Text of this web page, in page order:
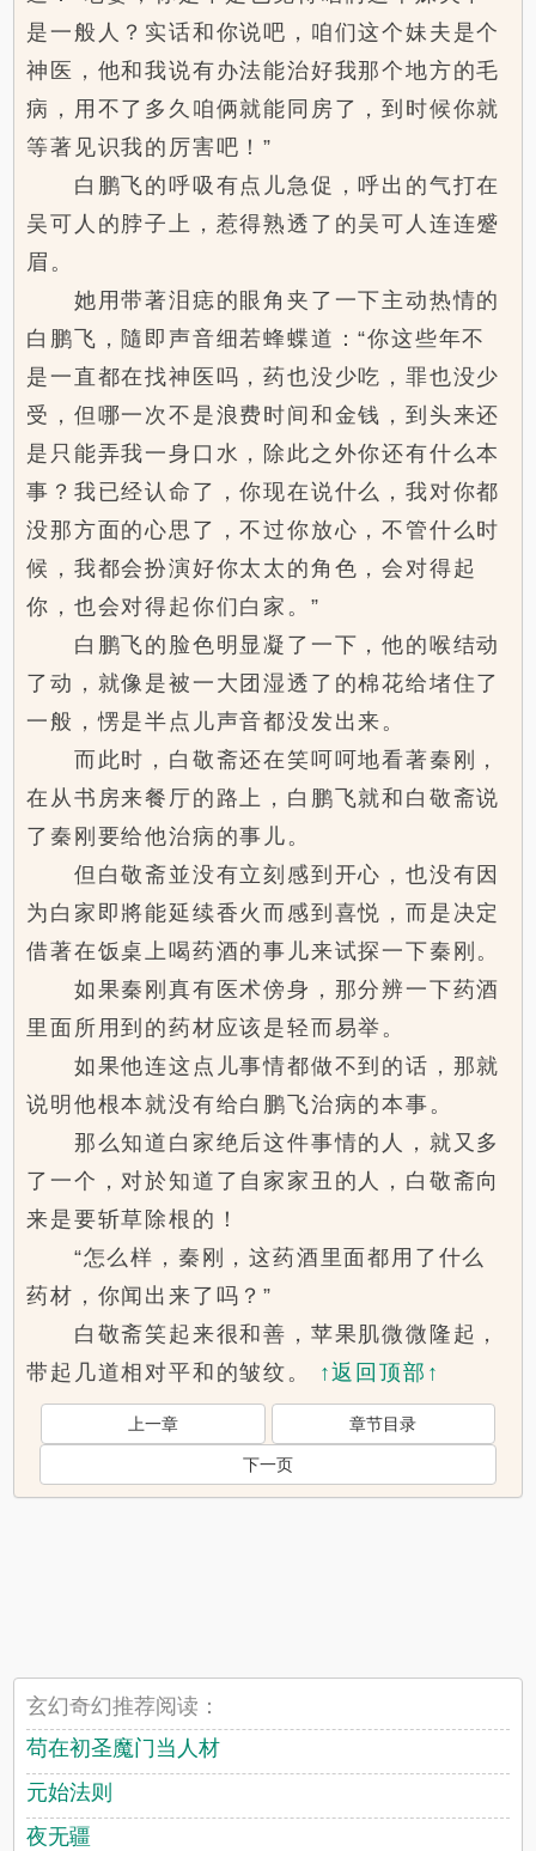
是一般人？实话和你说吧，咱们这个妹夫是个
神医，他和我说有办法能治好我那个地方的毛
病，用不了多久咱俩就能同房了，到时候你就
等著见识我的厉害吧！”
白鹏飞的呼吸有点儿急促，呼出的气打在
吴可人的脖子上，惹得熟透了的吴可人连连蹙
眉。
她用带著泪痣的眼角夹了一下主动热情的
白鹏飞，隨即声音细若蜂蝶道：“你这些年不
是一直都在找神医吗，药也没少吃，罪也没少
受，但哪一次不是浪费时间和金钱，到头来还
是只能弄我一身口水，除此之外你还有什么本
事？我已经认命了，你现在说什么，我对你都
没那方面的心思了，不过你放心，不管什么时
候，我都会扮演好你太太的角色，会对得起
你，也会对得起你们白家。”
白鹏飞的脸色明显凝了一下，他的喉结动
了动，就像是被一大团湿透了的棉花给堵住了
一般，愣是半点儿声音都没发出来。
而此时，白敬斋还在笑呵呵地看著秦刚，
在从书房来餐厅的路上，白鹏飞就和白敬斋说
了秦刚要给他治病的事儿。
但白敬斋並没有立刻感到开心，也没有因
为白家即將能延续香火而感到喜悦，而是决定
借著在饭桌上喝药酒的事儿来试探一下秦刚。
如果秦刚真有医术傍身，那分辨一下药酒
里面所用到的药材应该是轻而易举。
如果他连这点儿事情都做不到的话，那就
说明他根本就没有给白鹏飞治病的本事。
那么知道白家绝后这件事情的人，就又多
了一个，对於知道了自家家丑的人，白敬斋向
来是要斩草除根的！
“怎么样，秦刚，这药酒里面都用了什么
药材，你闻出来了吗？”
白敬斋笑起来很和善，苹果肌微微隆起，
带起几道相对平和的皱纹。
↑返回顶部↑
上一章 章节目录
下一页
玄幻奇幻推荐阅读：
苟在初圣魔门当人材
元始法则
夜无疆